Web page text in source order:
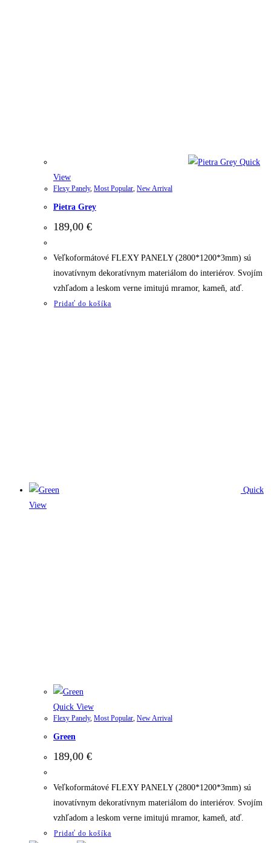
Quick
View
Flexy Panely, Most Popular, New Arrival
Pietra Grey
189,00 €
Veľkoformátové FLEXY PANELY (2800*1200*3mm) sú
inovatívnym dekoratívnym materiálom do interiérov. Svojím
vzhľadom a leskom verne imitujú mramor, kameň, atď.
Pridať do košíka
Quick
View
Quick View
Flexy Panely, Most Popular, New Arrival
Green
189,00 €
Veľkoformátové FLEXY PANELY (2800*1200*3mm) sú
inovatívnym dekoratívnym materiálom do interiérov. Svojím
vzhľadom a leskom verne imitujú mramor, kameň, atď.
Pridať do košíka